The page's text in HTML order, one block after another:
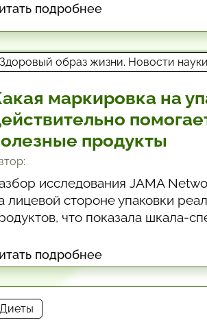
подробнее
Здоровый образ жизни. Новости науки
маркировка на
продукты
исследования JAMA
лицевой стороне упаковки
что показала шкала-
подробнее
Диеты